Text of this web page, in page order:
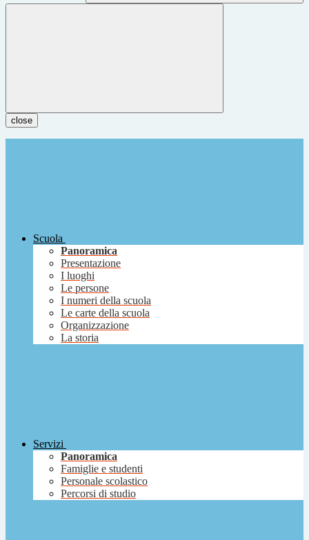
close
Scuola
Panoramica
Presentazione
I luoghi
Le persone
I numeri della scuola
Le carte della scuola
Organizzazione
La storia
Servizi
Panoramica
Famiglie e studenti
Personale scolastico
Percorsi di studio